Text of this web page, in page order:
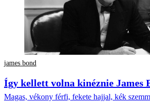
james bond
Így kellett volna kinéznie James
Magas, vékony férfi, fekete hajjal, kék